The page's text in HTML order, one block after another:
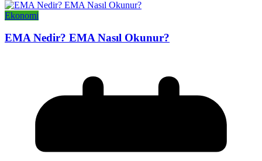
Ekonomi
EMA Nedir? EMA Nasıl Okunur?